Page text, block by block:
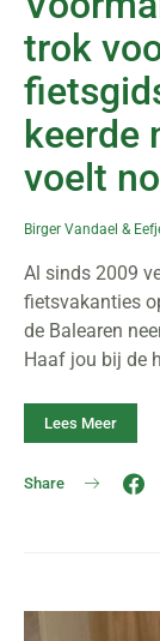
trok
keerde
voelt
Birger Vandael &
Al sinds 2009
fietsvakanties
de Balearen
Haaf jou bij de
Lees Meer
Share